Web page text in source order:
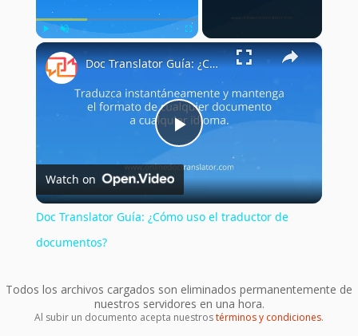
Play Unmute Fullscreen ×
Play
Video
Doc Translator Guía: ¿Cómo uso el traductor de documentos?
Watch on
Doc Translator Guía: ¿Cómo uso el traductor de
documentos?
Todos los archivos cargados son eliminados permanentemente de
nuestros servidores en una hora.
Al subir un documento acepta nuestrostérminos y condiciones.